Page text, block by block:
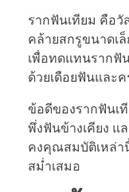
รากฟันเทียม คือวั
คล้ายสกรูขนาดเล็
เพื่อทดแทนรากฟั
ด้วยเดือยฟันและ
ข้อดีของรากฟันเ
พึ่งฟันข้างเคียง แ
คงคุณสมบัติเหล่า
สม่ำเสมอ